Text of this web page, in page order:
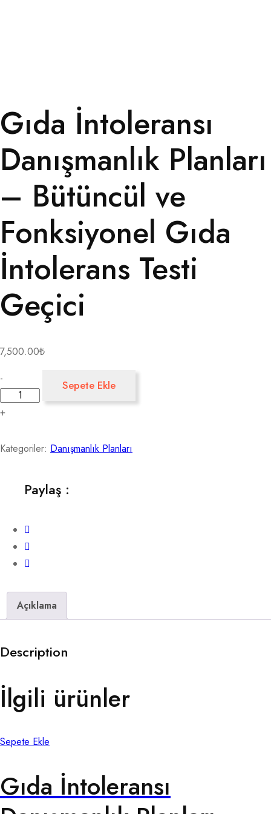
Gıda İntoleransı
Danışmanlık Planları
– Bütüncül ve
Fonksiyonel Gıda
İntolerans Testi
Geçici
7,500.00₺
-
+
Sepete Ekle
Kategoriler: Danışmanlık Planları
Paylaş :
Açıklama
Description
İlgili ürünler
Sepete Ekle
Gıda İntoleransı